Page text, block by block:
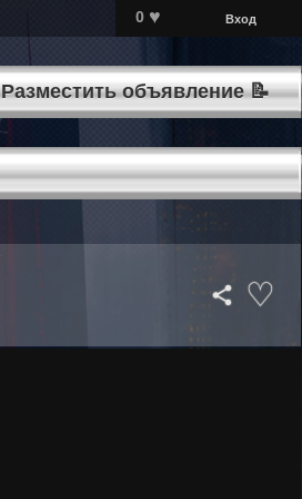
0 ♥ Вход
Разместить объявление 📝